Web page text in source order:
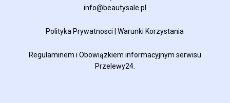
info@beautysale.pl
Polityka Prywatnosci |Warunki Korzystania
Regulaminem i Obowiązkiem informacyjnym serwisu
Przelewy24.